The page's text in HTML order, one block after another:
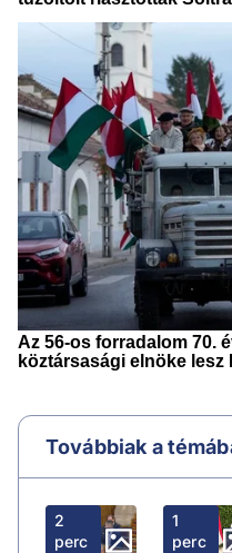
Továbbiak a
2
perc
1
perc